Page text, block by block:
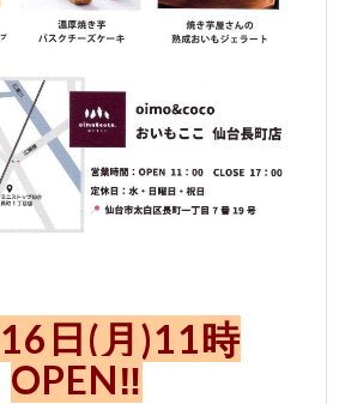
日(月)11時
OPEN‼